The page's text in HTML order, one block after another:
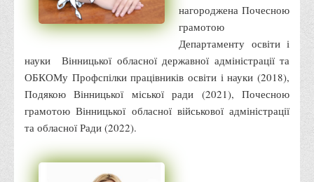
наркотики. Врятуй чиєсь життя
3D тур
Екскурсія до ВТЕІ
SEL
Smart Electronic Learning
Репозиторій
нагороджена Почесною
грамотою
Департаменту освіти і
науки Вінницької обласної державної адміністрації та
ОБКОМу Профспілки працівників освіти і науки (2018),
Подякою Вінницької міської ради (2021), Почесною
грамотою Вінницької обласної військової адміністрації
та обласної Ради (2022).